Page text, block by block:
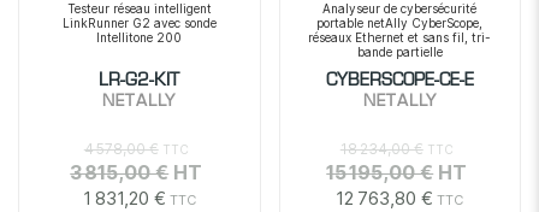
Testeur réseau intelligent
LinkRunner G2 avec sonde
Intellitone 200
LR-G2-KIT
NETALLY
1 831,20 €
4 578,00 €
3 815,00 €
Analyseur de cybersécurité
portable netAlly CyberScope,
réseaux Ethernet et sans fil, tri-
bande partielle
CYBERSCOPE-CE-E
NETALLY
12 763,80 €
18 234,00 €
15 195,00 €